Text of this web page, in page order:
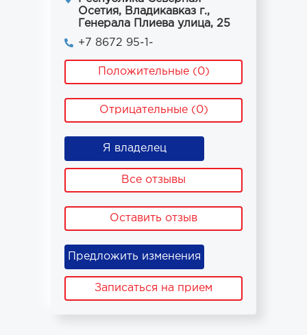
Осетия, Владикавказ г.,
Генерала Плиева улица, 25
+7 8672 95-1-
Положительные (0)
Отрицательные (0)
Я владелец
Все отзывы
Оставить отзыв
Предложить изменения
Записаться на прием